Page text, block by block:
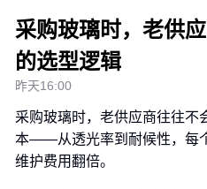
采购玻璃时，老供
的选型逻辑
昨天16:00
采购玻璃时，老供应商往往不
本——从透光率到耐候性，每
维护费用翻倍。